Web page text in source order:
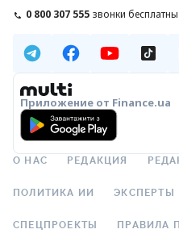
0 800 307 555 звонки бесплатны
Приложение от Finance.ua
О НАС РЕДАКЦИЯ
ПОЛИТИКА ИИ ЭКСПЕРТЫ
СПЕЦПРОЕКТЫ ПРАВИЛА